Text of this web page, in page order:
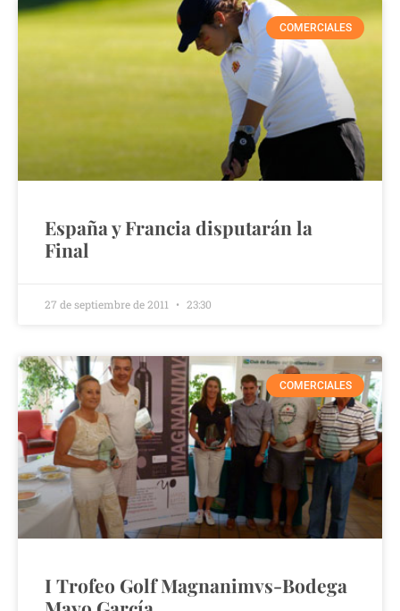
COMERCIALES
España y Francia disputarán la
Final
27 de septiembre de 2011 23:30
COMERCIALES
I Trofeo Golf Magnanimvs-Bodega